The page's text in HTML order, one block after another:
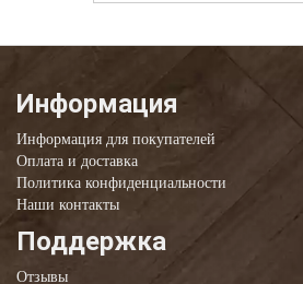
Информация
Информация для покупателей
Оплата и доставка
Политика конфиденциальности
Наши контакты
Поддержка
Отзывы